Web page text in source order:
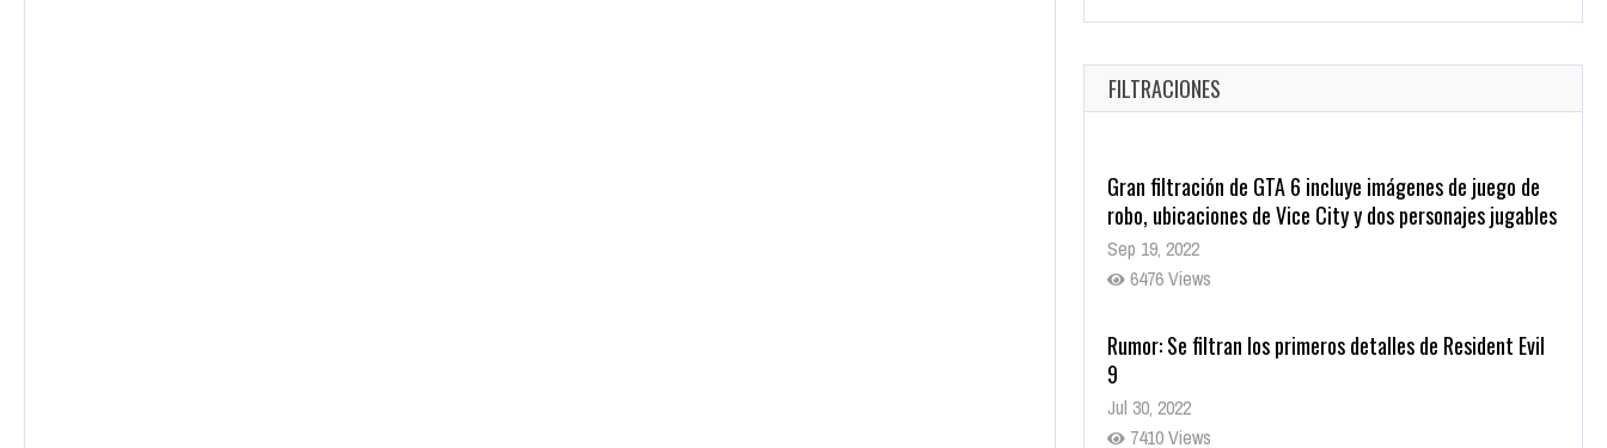
CRUNCHYROLL ANUNCIA FECHA DE ESTRENO EN CINES
Oct 7, 2025
1752 Views
FILTRACIONES
Gran filtración de GTA 6 incluye imágenes de juego de
robo, ubicaciones de Vice City y dos personajes jugables
Sep 19, 2022
6476 Views
Rumor: Se filtran los primeros detalles de Resident Evil
9
Jul 30, 2022
7410 Views